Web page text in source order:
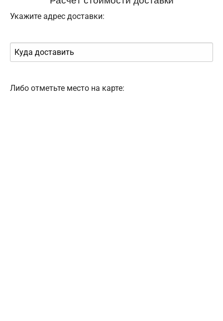
Укажите адрес доставки:
Либо отметьте место на карте: